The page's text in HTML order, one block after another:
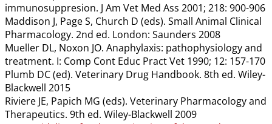
immunosuppresion. J Am Vet Med Ass 2001; 218: 900-906
Maddison J, Page S, Church D (eds). Small Animal Clinical
Pharmacology. 2nd ed. London: Saunders 2008
Mueller DL, Noxon JO. Anaphylaxis: pathophysiology and
treatment. I: Comp Cont Educ Pract Vet 1990; 12: 157-170
Plumb DC (ed). Veterinary Drug Handbook. 8th ed. Wiley-
Blackwell 2015
Riviere JE, Papich MG (eds). Veterinary Pharmacology and
Therapeutics. 9th ed. Wiley-Blackwell 2009